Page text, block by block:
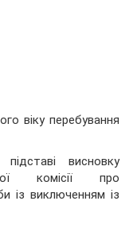
віку перебування
висновку
комісії про
із виключенням із